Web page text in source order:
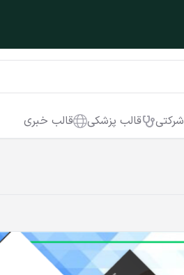
قالب پزشکی قالب خبری